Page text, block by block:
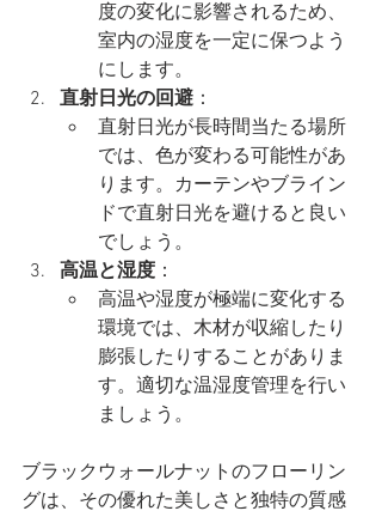
度の変化に影響されるため、
室内の湿度を一定に保つよう
にします。
直射日光の回避 ：
直射日光が長時間当たる場所
では、色が変わる可能性があ
ります。カーテンやブライン
ドで直射日光を避けると良い
でしょう。
高温と湿度 ：
高温や湿度が極端に変化する
環境では、木材が収縮したり
膨張したりすることがありま
す。適切な温湿度管理を行い
ましょう。
ブラックウォールナットのフローリン
グは、その優れた美しさと独特の質感